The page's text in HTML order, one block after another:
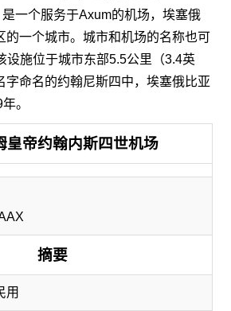
一个服务于Axum的机场，埃塞俄
的一个城市。城市和机场的名称也可
设施位于城市东部5.5公里（3.4英
字命名的约翰尼斯四中，埃塞俄比亚
。
皇帝约翰内斯四世机场
摘要
用